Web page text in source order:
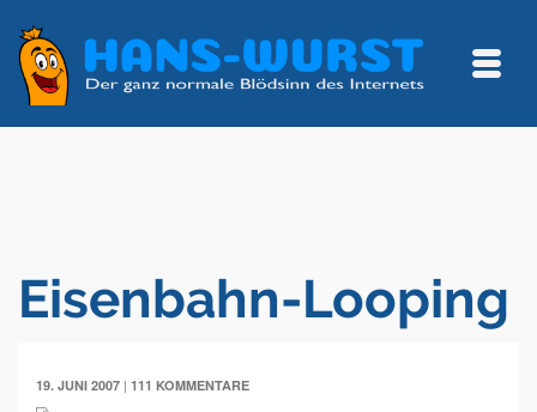
Eisenbahn-Looping
19. JUNI 2007 | 111 KOMMENTARE